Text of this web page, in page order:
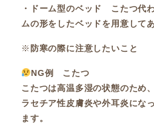
・ドーム型のベッド こたつ代
ムの形をしたベッドを用意して
※ 防寒の際に注意したいこと
NG例 こたつ
こたつは高温多湿の状態のため
ラセチア性皮膚炎や外耳炎にな
ます。